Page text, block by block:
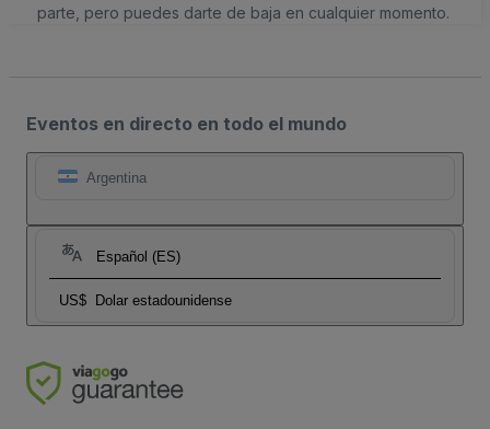
parte, pero puedes darte de baja en cualquier momento.
Eventos en directo en todo el mundo
Argentina
Español (ES)
US$ Dolar estadounidense